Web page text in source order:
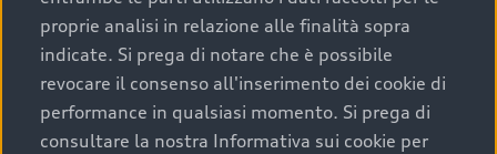
proprie analisi in relazione alle finalità sopra
indicate. Si prega di notare che è possibile
revocare il consenso all'inserimento dei cookie di
performance in qualsiasi momento. Si prega di
consultare la nostra Informativa sui cookie per